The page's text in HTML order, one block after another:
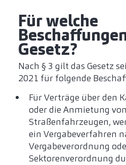
Für welche
Gesetz?
Nach § 3 gilt das Gesetz
2021 für folgende
Für Verträge über den
oder die Anmietung von
Straßenfahrzeugen,
ein Vergabeverfahren
Vergabeverordnung
Sektorenverordnung